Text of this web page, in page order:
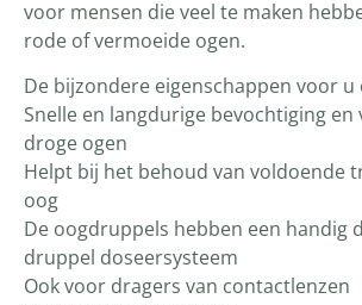
voor mensen die veel te maken
rode of vermoeide ogen.
De bijzondere eigenschappen voor u
Snelle en langdurige bevochtiging en
droge ogen
Helpt bij het behoud van voldoende
oog
De oogdruppels hebben een handig
druppel doseersysteem
Ook voor dragers van contactlenzen